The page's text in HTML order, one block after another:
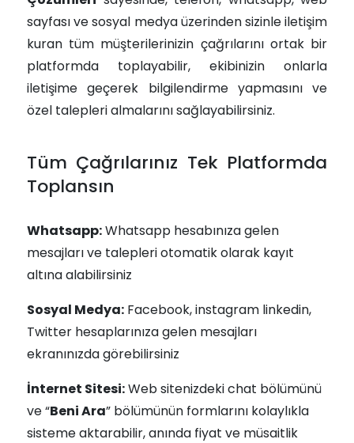
sayfası ve sosyal medya üzerinden sizinle iletişim
kuran tüm müşterilerinizin çağrılarını ortak bir
platformda toplayabilir, ekibinizin onlarla
iletişime geçerek bilgilendirme yapmasını ve
özel talepleri almalarını sağlayabilirsiniz.
Tüm Çağrılarınız Tek Platformda
Toplansın
Whatsapp:Whatsapp hesabınıza gelen
mesajları ve talepleri otomatik olarak kayıt
altına alabilirsiniz
Sosyal Medya: Facebook, instagram linkedin,
Twitter hesaplarınıza gelen mesajları
ekranınızda görebilirsiniz
İnternet Sitesi:Web sitenizdeki chat bölümünü
ve “Beni Ara” bölümünün formlarını kolaylıkla
sisteme aktarabilir, anında fiyat ve müsaitlik